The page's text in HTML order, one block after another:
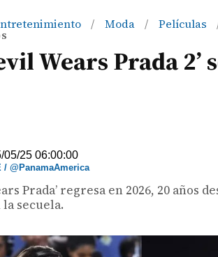
/ Moda / Películas
Wears Prada
05/25 06:00:00
/ @PanamaAmerica
Prada’ regresa en 2026, 20
secuela.